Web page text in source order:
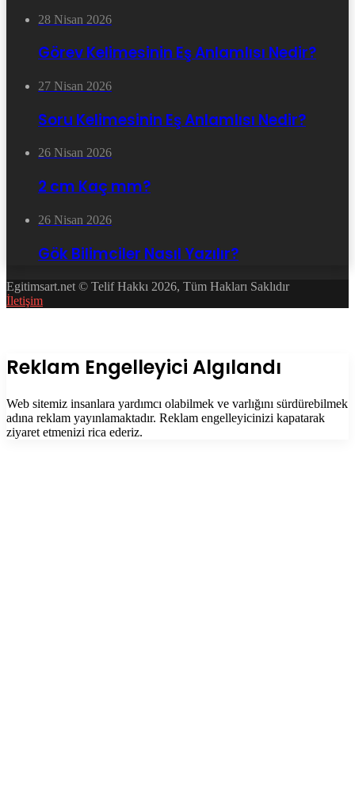
28 Nisan 2026
Görev Kelimesinin Eş Anlamlısı Nedir?
27 Nisan 2026
Soru Kelimesinin Eş Anlamlısı Nedir?
26 Nisan 2026
2 cm Kaç mm?
26 Nisan 2026
Gök Bilimciler Nasıl Yazılır?
Egitimsart.net © Telif Hakkı 2026, Tüm Hakları Saklıdır
İletişim
Kapalı
Reklam Engelleyici Algılandı
Web sitemiz insanlara yardımcı olabilmek ve varlığını sürdürebilmek
adına reklam yayınlamaktadır. Reklam engelleyicinizi kapatarak
ziyaret etmenizi rica ederiz.